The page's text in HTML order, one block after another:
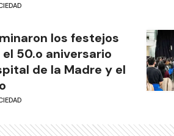
los festejos
50.o aniversario
de la Madre y el